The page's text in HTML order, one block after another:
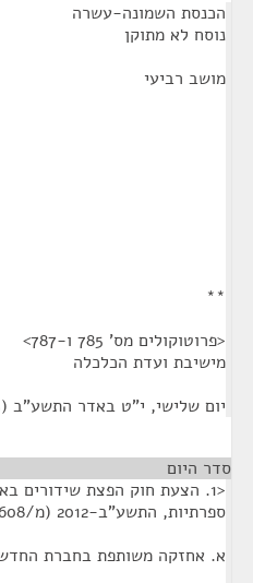
הכנסת השמונה-עשרה
נוסח לא מתוקן
מושב רביעי
**
<פרוטוקולים מס' 785 ו-787>
מישיבת ועדת הכלכלה
יום שלישי, י"ט באדר התשע"ב (13 במרץ 2012), שעה 14:00
סדר היום
<1. הצעת חוק הפצת שידורים
ספרתיות, התשע"ב-2012 (מ/608)
א. אחזקה משותפת בחברת